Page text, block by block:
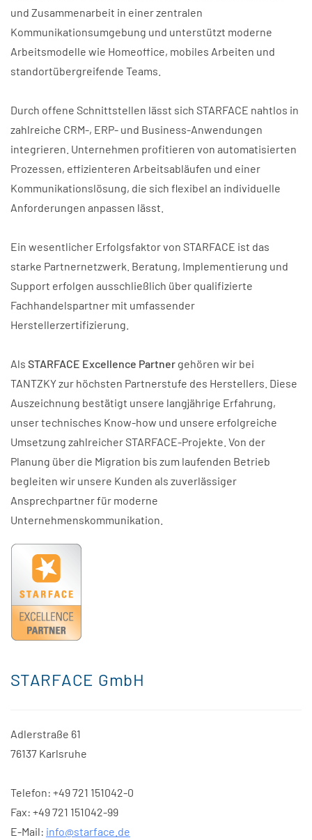
und Zusammenarbeit in einer zentralen
Kommunikationsumgebung und unterstützt moderne
Arbeitsmodelle wie Homeoffice, mobiles Arbeiten und
standortübergreifende Teams.
Durch offene Schnittstellen lässt sich STARFACE nahtlos in
zahlreiche CRM-, ERP- und Business-Anwendungen
integrieren. Unternehmen profitieren von automatisierten
Prozessen, effizienteren Arbeitsabläufen und einer
Kommunikationslösung, die sich flexibel an individuelle
Anforderungen anpassen lässt.
Ein wesentlicher Erfolgsfaktor von STARFACE ist das
starke Partnernetzwerk. Beratung, Implementierung und
Support erfolgen ausschließlich über qualifizierte
Fachhandelspartner mit umfassender
Herstellerzertifizierung.
Als STARFACE Excellence Partner gehören wir bei
TANTZKY zur höchsten Partnerstufe des Herstellers. Diese
Auszeichnung bestätigt unsere langjährige Erfahrung,
unser technisches Know-how und unsere erfolgreiche
Umsetzung zahlreicher STARFACE-Projekte. Von der
Planung über die Migration bis zum laufenden Betrieb
begleiten wir unsere Kunden als zuverlässiger
Ansprechpartner für moderne
Unternehmenskommunikation.
STARFACE GmbH
Adlerstraße 61
76137 Karlsruhe
Telefon: +49 721 151042-0
Fax: +49 721 151042-99
E-Mail: info@starface.de